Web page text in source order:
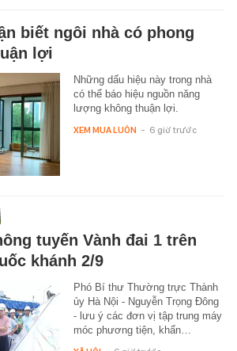
biết ngôi nhà có phong
lợi
Những dấu hiệu này trong nhà
có thể báo hiệu nguồn năng
lượng không thuận lợi.
XEM MUA LUÔN - 6 giờ trước
tuyến Vành đai 1 trên
khánh 2/9
Phó Bí thư Thường trực Thành
ủy Hà Nội - Nguyễn Trọng Đông
- lưu ý các đơn vị tập trung máy
móc phương tiện, khẩn…